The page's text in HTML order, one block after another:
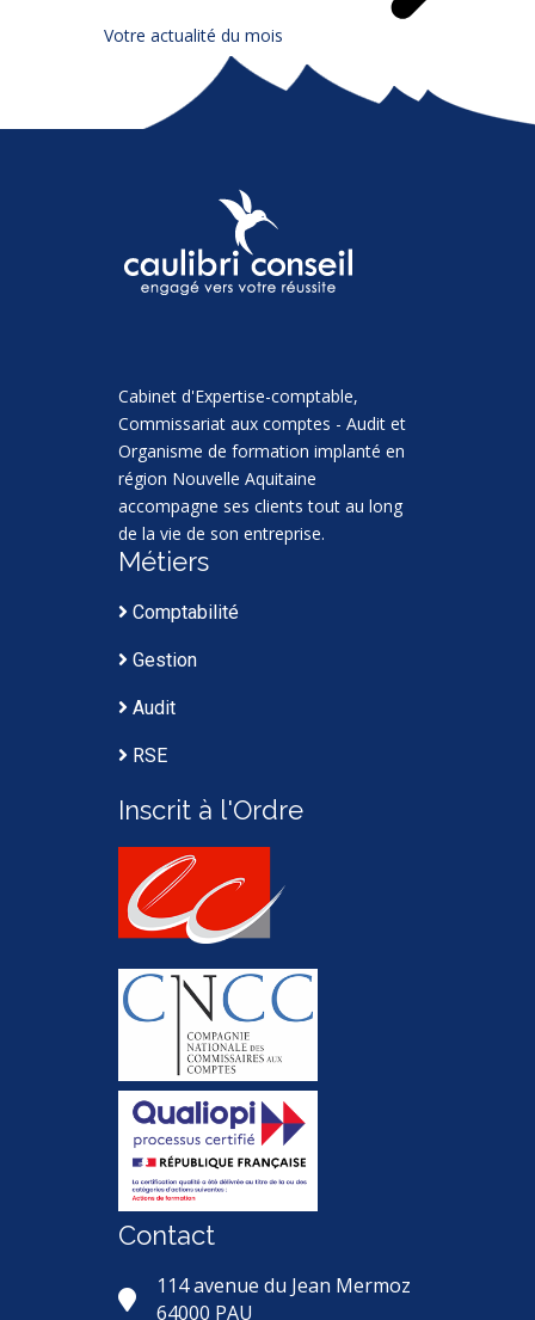
Votre actualité du mois
Cabinet d'Expertise-comptable,
Commissariat aux comptes - Audit et
Organisme de formation implanté en
région Nouvelle Aquitaine
accompagne ses clients tout au long
de la vie de son entreprise.
Métiers
Comptabilité
Gestion
Audit
RSE
Inscrit à l'Ordre
Contact
114 avenue du Jean Mermoz
64000 PAU